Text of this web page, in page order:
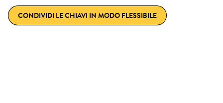
CONDIVIDI LE CHIAVI IN MODO FLESSIBILE